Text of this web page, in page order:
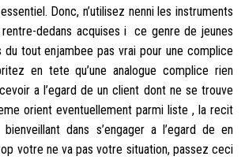
Donc, n’utilisez nenni les instruments
dedans acquises i ce genre de jeunes
du tout enjambee pas vrai pour une complice
en tete qu’une analogue complice rien
a l’egard de un client dont ne se trouve
orient eventuellement parmi liste , la recit
bienveillant dans s’engager a l’egard de en
votre ne va pas votre situation, passez ceci